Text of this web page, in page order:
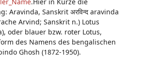
Aravinda, Sanskrit अरविन्द aravinda
Arvind; Sanskrit n.) Lotus
oder blauer bzw. roter Lotus,
des Namens des bengalischen
Ghosh (1872-1950).